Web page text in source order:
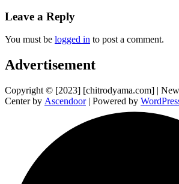
Leave a Reply
You must be logged in to post a comment.
Advertisement
Copyright © [2023] [chitrodyama.com] |
Center by Ascendoor| Powered by